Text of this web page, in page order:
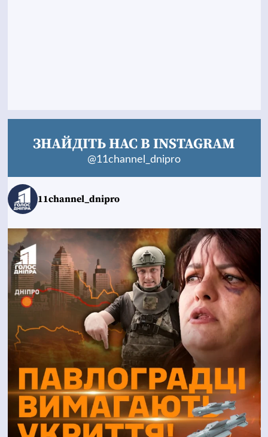
ЗНАЙДІТЬ НАС В INSTAGRAM
@11channel_dnipro
11channel_dnipro